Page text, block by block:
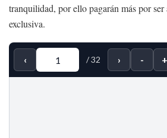
tranquilidad, por ello pagarán más por ser
exclusiva.
‹ /32 › - +